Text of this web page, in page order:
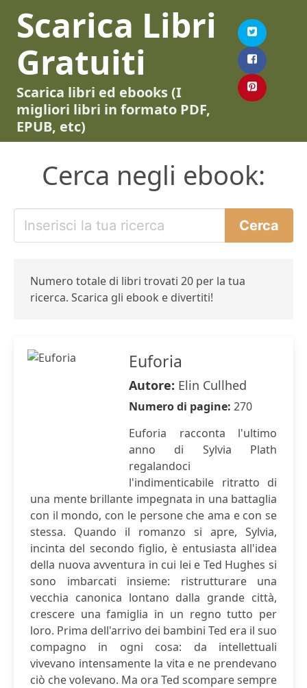
Scarica Libri
Gratuiti
Scarica libri ed ebooks (I
migliori libri in formato PDF,
EPUB, etc)
Cerca negli ebook:
Numero totale di libri trovati 20 per la tua
ricerca. Scarica gli ebook e divertiti!
Euforia
Autore: Elin Cullhed
Numero di pagine: 270
Euforia racconta l'ultimo
anno di Sylvia Plath
regalandoci
l'indimenticabile ritratto di
una mente brillante impegnata in una battaglia
con il mondo, con le persone che ama e con se
stessa. Quando il romanzo si apre, Sylvia,
incinta del secondo figlio, è entusiasta all'idea
della nuova avventura in cui lei e Ted Hughes si
sono imbarcati insieme: ristrutturare una
vecchia canonica lontano dalla grande città,
crescere una famiglia in un regno tutto per
loro. Prima dell'arrivo dei bambini Ted era il suo
compagno in ogni cosa: da intellettuali
vivevano intensamente la vita e ne prendevano
ciò che volevano. Ma ora Ted scompare sempre